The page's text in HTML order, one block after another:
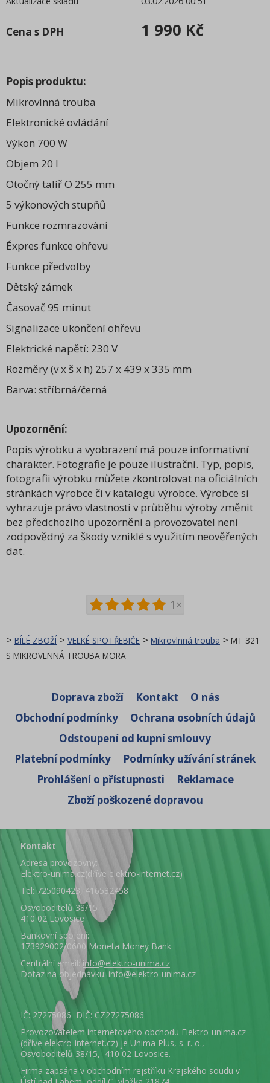
Káva
Kamna a sporáky
Pro děti
Cena s DPH 1 990 Kč
Popis produktu:
Mikrovlnná trouba
Elektronické ovládání
Výkon 700 W
Objem 20 l
Otočný talíř O 255 mm
5 výkonových stupňů
Funkce rozmrazování
Éxpres funkce ohřevu
Funkce předvolby
Dětský zámek
Časovač 95 minut
Signalizace ukončení ohřevu
Elektrické napětí: 230 V
Rozměry (v x š x h) 257 x 439 x 335 mm
Barva: stříbrná/černá
Upozornění:
Popis výrobku a vyobrazení má pouze informativní
charakter. Fotografie je pouze ilustrační. Typ, popis,
fotografii výrobku můžete zkontrolovat na oficiálních
stránkách výrobce či v katalogu výrobce. Výrobce si
vyhrazuje právo vlastnosti v průběhu výroby změnit
bez předchozího upozornění a provozovatel není
zodpovědný za škody vzniklé s využitím neověřených
dat.
1×
> BÍLÉ ZBOŽÍ> VELKÉ SPOTŘEBIČE > Mikrovlnná trouba > MT 321
S MIKROVLNNÁ TROUBA MORA
Doprava zboží Kontakt
O nás
Obchodní podmínky
Ochrana osobních údajů
Odstoupení od kupní smlouvy
Platební podmínky
Podmínky užívání stránek
Prohlášení o přístupnosti
Reklamace
Zboží poškozené dopravou
Kontakt
Adresa provozovny:
Elektro-unima.cz(dříve elektro-internet.cz)
Tel: 725090423, 416532458
Osvoboditelů 38/15
410 02 Lovosice
Bankovní spojení:
173929002/0600 Moneta Money Bank
Centrální email: info@elektro-unima.cz
Dotaz na objednávku: info@elektro-unima.cz
IČ: 27275086 DIČ: CZ27275086
Provozovatelem internetového obchodu Elektro-unima.cz
(dříve elektro-internet.cz) je Unima Plus, s. r. o.,
Osvoboditelů 38/15, 410 02 Lovosice.
Firma zapsána v obchodním rejstříku Krajského soudu v